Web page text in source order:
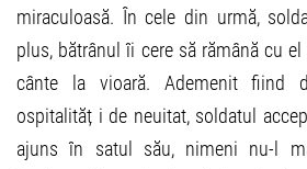
miraculoasă. În cele din urmă,
plus, bătrânul îi cere să rămână cu
cânte la vioară. Ademenit fiind
ospitalităț i de neuitat, soldatul
ajuns în satul său, nimeni nu-l